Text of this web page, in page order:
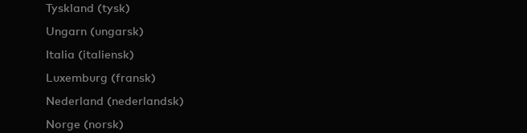
Tyskland (tysk)
Ungarn (ungarsk)
Italia (italiensk)
Luxemburg (fransk)
Nederland (nederlandsk)
Norge (norsk)